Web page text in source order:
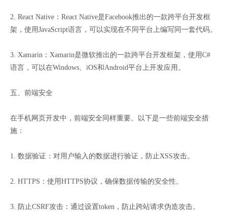
2. React Native：React Native是Facebook推出的一款跨平台开发框
架，使用JavaScript语言，可以实现在不同平台上编写同一套代码。
3. Xamarin：Xamarin是微软推出的一款跨平台开发框架，使用C#
语言，可以在Windows、iOS和Android平台上开发应用。
五、前端安全
在手机网页开发中，前端安全同样重要。以下是一些前端安全措
施：
1. 数据验证：对用户输入的数据进行验证，防止XSS攻击。
2. HTTPS：使用HTTPS协议，确保数据传输的安全性。
3. 防止CSRF攻击：通过设置token，防止跨站请求伪造攻击。